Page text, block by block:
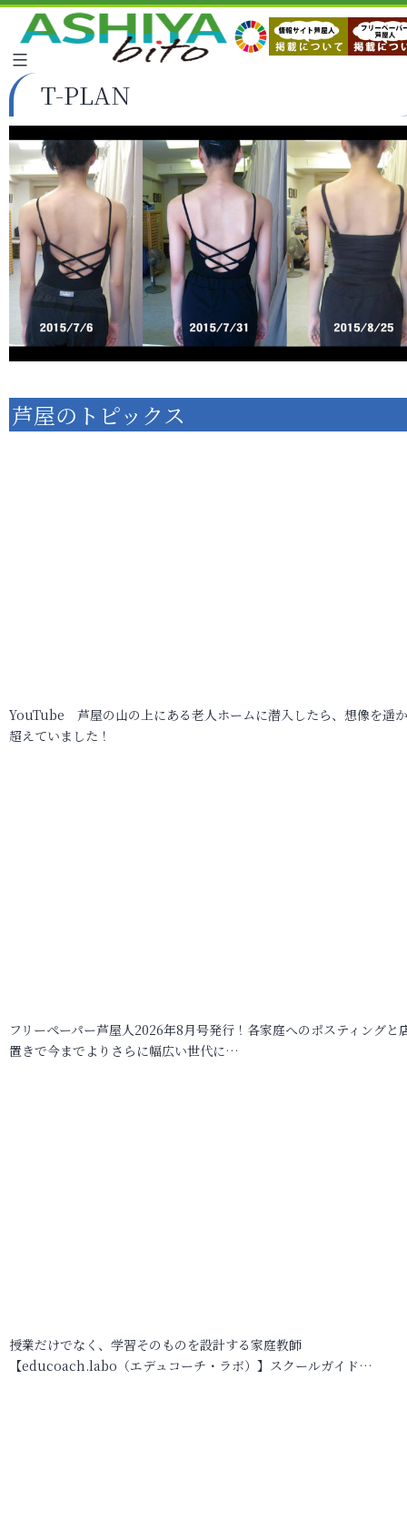
T-PLAN
芦屋のトピックス
YouTube 芦屋の山の上にある老人ホームに潜入したら、想像を遥
超えていました！
フリーペーパー芦屋人2026年8月号発行！各家庭へのポスティングと
置きで今までよりさらに幅広い世代に…
授業だけでなく、学習そのものを設計する家庭教師
【educoach.labo（エデュコーチ・ラボ）】スクールガイド…